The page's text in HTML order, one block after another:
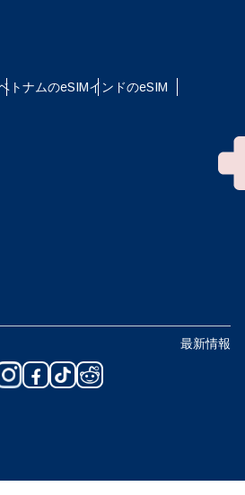
トナムのeSIMインドのeSIM
最新情報